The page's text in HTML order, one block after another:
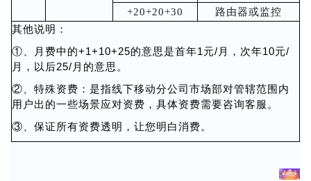
+20+20+30
路由器或监控
其他说明：
①、月费中的+1+10+25的意思是首年1元/月，次年10元/
月，以后25/月的意思。
②、特殊资费：是指线下移动分公司市场部对管辖范围内
用户出的一些场景应对资费，具体资费需要咨询客服。
③、保证所有资费透明，让您明白消费。